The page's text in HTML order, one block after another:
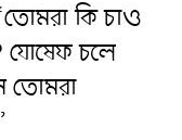
কি চাও
যোষেফ চলে
তোমরা